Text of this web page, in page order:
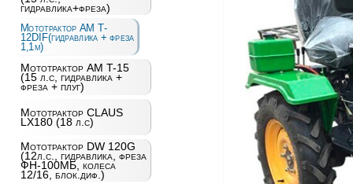
гидравлика+фреза)
Мототрактор AM T­
12DIF(гидравлика + фреза
1,1м)
Мототрактор AM T-15
(15 л.с, гидравлика +
фреза + плуг)
Мототрактор CLAUS
LX180 (18 л.с)
Мототрактор DW 120G
(12л.с., гидравлика, фреза
ФН-100МБ, колеса
12/16, блок.диф.)